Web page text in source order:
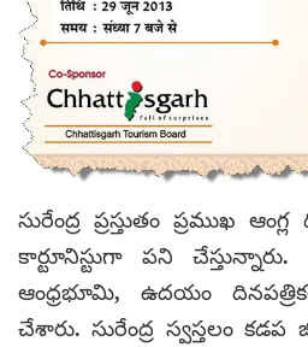
సురేంద్ర ప్రస్తుతం ప్రముఖ
కార్టూనిస్టుగా పని
ఆంధ్రభూమి, ఉదయం
చేశారు. సురేంద్ర స్వస్తలం కడప